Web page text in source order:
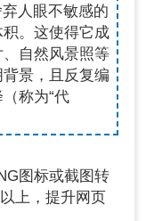
人眼不敏感的
。这使得它成
自然风景照等
景，且反复编
称为“代
图标或截图转
上，提升网页